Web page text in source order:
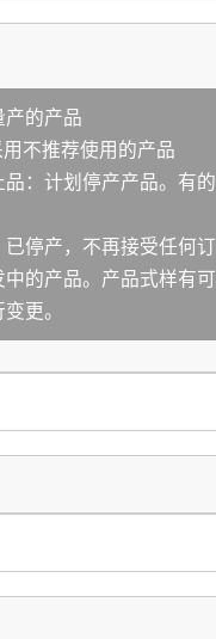
产的产品
用不推荐使用的产品
：计划停产产品。有
停产，不再接受任何订
中的产品。产品式样有
更。